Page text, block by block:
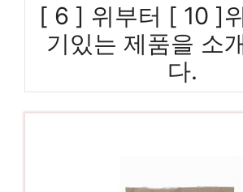
[ 6 ] 위부터 [ 10 ]
기있는 제품을 소
다.